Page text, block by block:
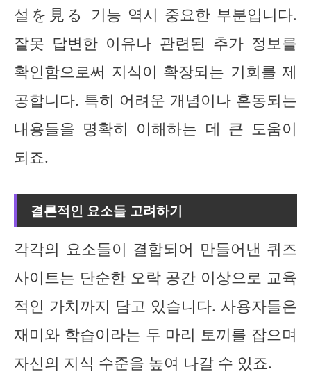
설を見る 기능 역시 중요한 부분입니다.
잘못 답변한 이유나 관련된 추가 정보를
확인함으로써 지식이 확장되는 기회를 제
공합니다. 특히 어려운 개념이나 혼동되는
내용들을 명확히 이해하는 데 큰 도움이
되죠.
결론적인 요소들 고려하기
각각의 요소들이 결합되어 만들어낸 퀴즈
사이트는 단순한 오락 공간 이상으로 교육
적인 가치까지 담고 있습니다. 사용자들은
재미와 학습이라는 두 마리 토끼를 잡으며
자신의 지식 수준을 높여 나갈 수 있죠.